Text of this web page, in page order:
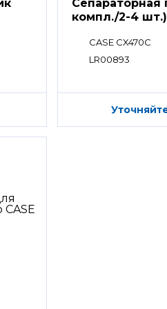
Сепараторная
компл./2-4 шт.)
CASE CX470C
LR00893